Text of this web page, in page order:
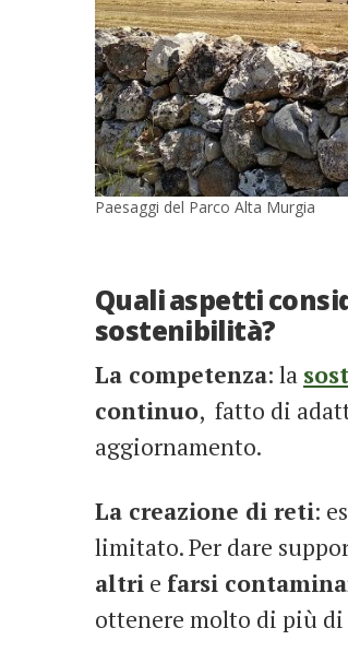
Paesaggi del Parco Alta Murgia
Quali aspetti
sostenibilità?
La competenza: la
continuo, fatto di
aggiornamento.
La creazione di reti:
limitato. Per dare
altri e farsi
ottenere molto di più